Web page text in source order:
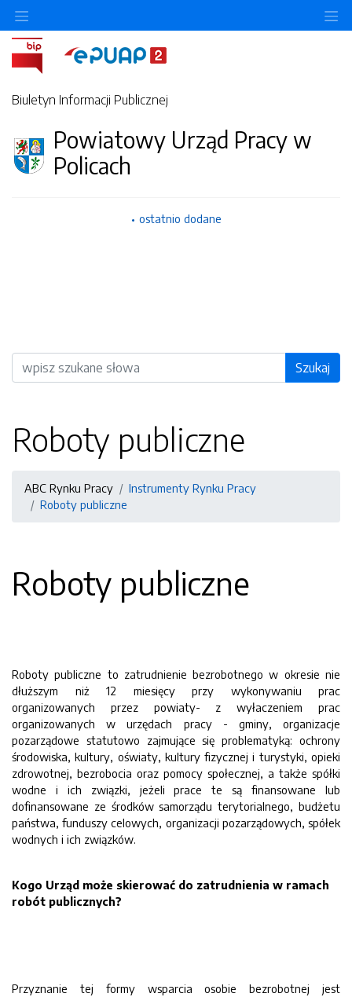
Biuletyn Informacji Publicznej
Powiatowy Urząd Pracy w
Policach
ostatnio dodane
Wyszukiwarka Szukaj
Roboty publiczne
ABC Rynku Pracy
Instrumenty Rynku Pracy
Roboty publiczne
Roboty publiczne
Roboty publiczne to zatrudnienie bezrobotnego w okresie nie
dłuższym niż 12 miesięcy przy wykonywaniu prac
organizowanych przez powiaty- z wyłaczeniem prac
organizowanych w urzędach pracy - gminy, organizacje
pozarządowe statutowo zajmujące się problematyką: ochrony
środowiska, kultury, oświaty, kultury fizycznej i turystyki, opieki
zdrowotnej, bezrobocia oraz pomocy społecznej, a także spółki
wodne i ich związki, jeżeli prace te są finansowane lub
dofinansowane ze środków samorządu terytorialnego, budżetu
państwa, funduszy celowych, organizacji pozarządowych, spółek
wodnych i ich związków.
Kogo Urząd może skierować do zatrudnienia w ramach
robót publicznych?
Przyznanie tej formy wsparcia osobie bezrobotnej jest